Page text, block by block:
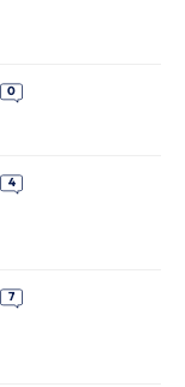
0
4
7